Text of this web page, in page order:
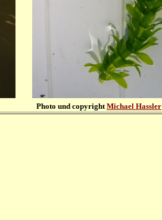
Photo und copyrightMichael Hassler